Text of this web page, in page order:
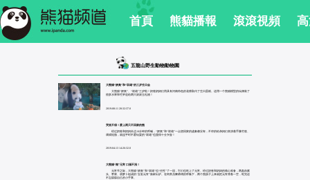
首頁 熊貓播報 滾滾視頻
五龍山野生動物動物園
大熊猫“娇奥”和“双雄”的三岁生日会
大熊猫“娇奥”、“双雄”三岁啦！奶爸奶妈们用具有河南特色的花馍取代了生日蛋糕。还用一个熊猫模型的玩偶装了
很多水果和竹笋送给两只滚滚当礼物！
2019-08-11 20:32:37.0
哭笑不得！爱上两只不回家的熊
经过奶爸和奶妈长达10分钟的呼喊，“娇奥”和“双雄”一点想回家的迹象都没有，不停的给亲妈们表演着手撕竹筐、
调戏轮胎，就连平时不爱玩耍的“双雄”也显得十分兴奋！
2019-04-13 14:26:32.0
大熊猫“闹”元宵 口福不浅！
元宵节之际，大熊猫“娇奥”和“双雄”也“任性”了一回，它们也吃上了元宵。经过奶爸和奶妈的精心准备，两盘由窝
头、苹果、胡萝卜组成的“五彩元宵”新鲜出炉。在饲养员卿师傅的呼唤下，两个熊孩子上来就把元宵席卷一空，吃完还
不忘舔舔自己的小手掌。